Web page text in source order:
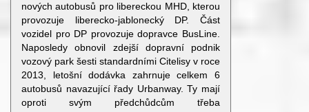
nových autobusů pro libereckou MHD, kterou
provozuje liberecko-jablonecký DP. Část
vozidel pro DP provozuje dopravce BusLine.
Naposledy obnovil zdejší dopravní podnik
vozový park šesti standardními Citelisy v roce
2013, letošní dodávka zahrnuje celkem 6
autobusů navazující řady Urbanway. Ty mají
oproti svým předchůdcům třeba